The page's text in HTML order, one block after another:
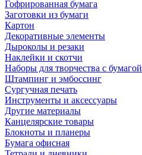
Гофрированная бумага
Заготовки из бумаги
Картон
Декоративные элементы
Дыроколы и резаки
Наклейки и скотчи
Наборы для творчества с бумагой
Штампинг и эмбоссинг
Сургучная печать
Инструменты и аксессуары
Другие материалы
Канцелярские товары
Блокноты и планеры
Бумага офисная